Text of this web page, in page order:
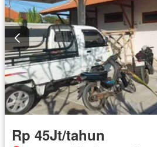
Rp 45Jt/tahun